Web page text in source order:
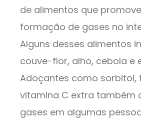
de alimentos que
formação de gases no
Alguns desses alimentos
couve-flor, alho, cebola e
Adoçantes como sorbitol,
vitamina C extra também
gases em algumas